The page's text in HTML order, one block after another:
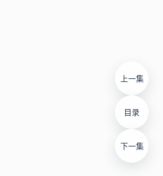
上一集
目录
下一集